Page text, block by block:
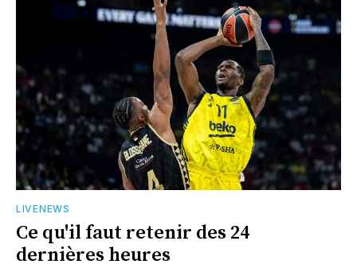
LIVENEWS
Ce qu'il faut retenir des 24
dernières heures